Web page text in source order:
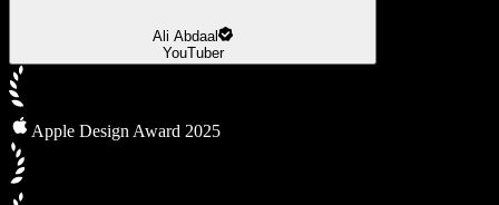
Ali Abdaal
YouTuber
Apple Design Award 2025